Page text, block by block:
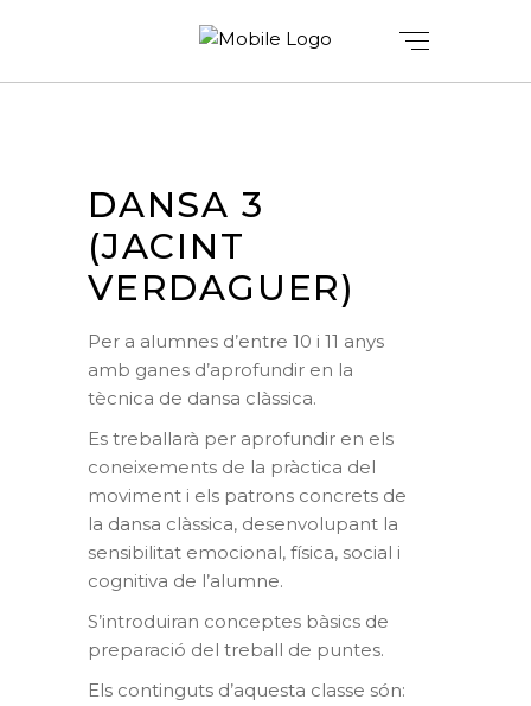
DANSA 3
(JACINT
VERDAGUER)
Per a alumnes d’entre 10 i 11 anys
amb ganes d’aprofundir en la
tècnica de dansa clàssica.
Es treballarà per aprofundir en els
coneixements de la pràctica del
moviment i els patrons concrets de
la dansa clàssica, desenvolupant la
sensibilitat emocional, física, social i
cognitiva de l’alumne.
S’introduiran conceptes bàsics de
preparació del treball de puntes.
Els continguts d’aquesta classe són: